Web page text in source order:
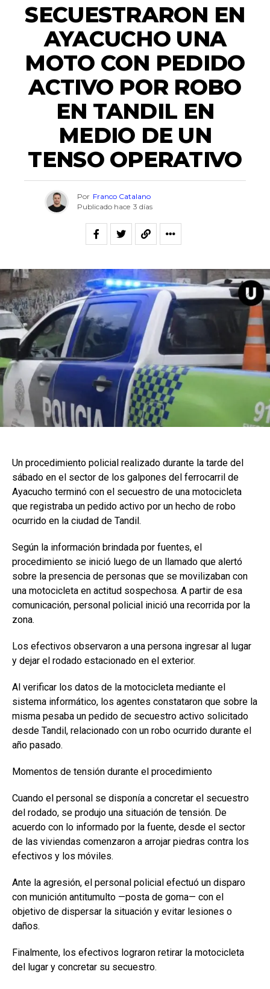
SECUESTRARON EN
AYACUCHO UNA
MOTO CON PEDIDO
ACTIVO POR ROBO
EN TANDIL EN
MEDIO DE UN
TENSO OPERATIVO
Por Franco Catalano
Publicado hace 3 días
Un procedimiento policial realizado durante la tarde del
sábado en el sector de los galpones del ferrocarril de
Ayacucho terminó con el secuestro de una motocicleta
que registraba un pedido activo por un hecho de robo
ocurrido en la ciudad de Tandil.
Según la información brindada por fuentes, el
procedimiento se inició luego de un llamado que alertó
sobre la presencia de personas que se movilizaban con
una motocicleta en actitud sospechosa. A partir de esa
comunicación, personal policial inició una recorrida por la
zona.
Los efectivos observaron a una persona ingresar al lugar
y dejar el rodado estacionado en el exterior.
Al verificar los datos de la motocicleta mediante el
sistema informático, los agentes constataron que sobre la
misma pesaba un pedido de secuestro activo solicitado
desde Tandil, relacionado con un robo ocurrido durante el
año pasado.
Momentos de tensión durante el procedimiento
Cuando el personal se disponía a concretar el secuestro
del rodado, se produjo una situación de tensión. De
acuerdo con lo informado por la fuente, desde el sector
de las viviendas comenzaron a arrojar piedras contra los
efectivos y los móviles.
Ante la agresión, el personal policial efectuó un disparo
con munición antitumulto —posta de goma— con el
objetivo de dispersar la situación y evitar lesiones o
daños.
Finalmente, los efectivos lograron retirar la motocicleta
del lugar y concretar su secuestro.